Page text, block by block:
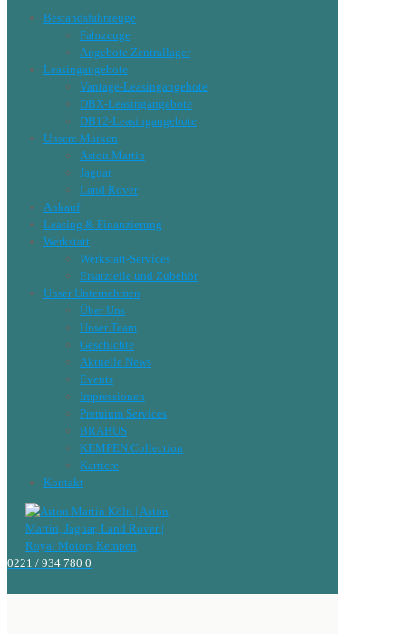
Bestandsfahrzeuge
Fahrzeuge
Angebote Zentrallager
Leasingangebote
Vantage-Leasingangebote
DBX-Leasingangebote
DB12-Leasingangebote
Unsere Marken
Aston Martin
Jaguar
Land Rover
Ankauf
Leasing & Finanzierung
Werkstatt
Werkstatt-Services
Ersatzteile und Zubehör
Unser Unternehmen
Über Uns
Unser Team
Geschichte
Aktuelle News
Events
Impressionen
Premium Services
BRABUS
KEMPEN Collection
Karriere
Kontakt
0221 / 934 780 0